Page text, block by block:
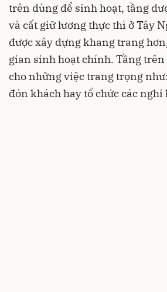
trên dùng để sinh hoạt, tầng
và cất giữ lương thực thì ở Tây
được xây dựng khang trang
gian sinh hoạt chính. Tầng
cho những việc trang trọng
đón khách hay tổ chức các